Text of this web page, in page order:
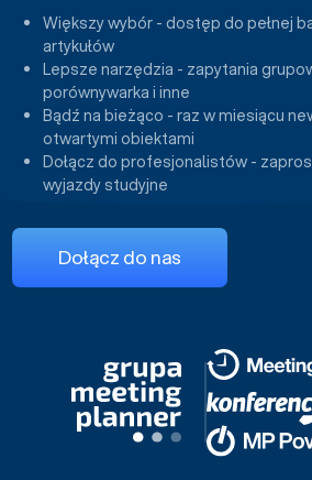
Większy wybór - dostęp do pełnej
artykułów
Lepsze narzędzia - zapytania
porównywarka i inne
Bądź na bieżąco - raz w miesiącu
otwartymi obiektami
Dołącz do profesjonalistów -
wyjazdy studyjne
Dołącz do nas